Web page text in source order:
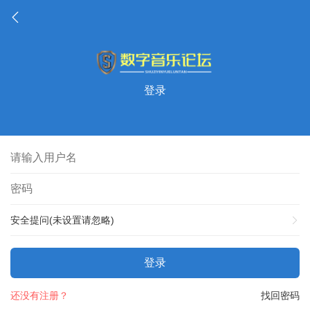
登录
安全提问(未设置请忽略)
登录
找回密码
还没有注册？